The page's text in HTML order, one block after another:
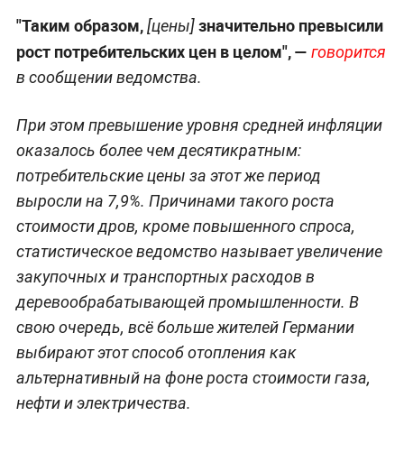
"Таким образом,[цены]значительно превысили
рост потребительских цен в целом", — говорится
в сообщении ведомства.
При этом превышение уровня средней инфляции
оказалось более чем десятикратным:
потребительские цены за этот же период
выросли на 7,9%. Причинами такого роста
стоимости дров, кроме повышенного спроса,
статистическое ведомство называет увеличение
закупочных и транспортных расходов в
деревообрабатывающей промышленности. В
свою очередь, всё больше жителей Германии
выбирают этот способ отопления как
альтернативный на фоне роста стоимости газа,
нефти и электричества.